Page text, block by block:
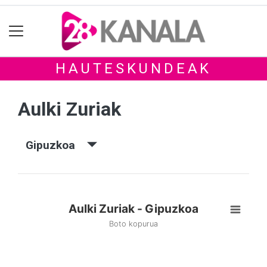
HAUTESKUNDEAK
Aulki Zuriak
Gipuzkoa
Aulki Zuriak - Gipuzkoa
Boto kopurua